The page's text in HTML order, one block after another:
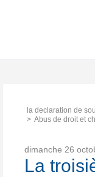
la declaration de
Abus de droit et
dimanche 26
La